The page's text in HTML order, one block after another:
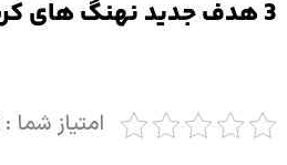
3 هدف جدید نهنگ های کریپتو برای خرید در کف
امتیاز شما : post